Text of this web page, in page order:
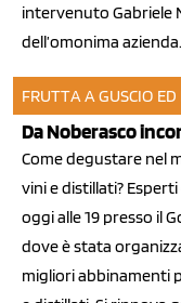
intervenuto Gabriele
dell’omonima
FRUTTA A GUSCIO ED
27 ago 2014
Da Noberasco
Come degustare nel
vini e distillati?
oggi alle 19 presso il
dove è stata
migliori abbinamenti